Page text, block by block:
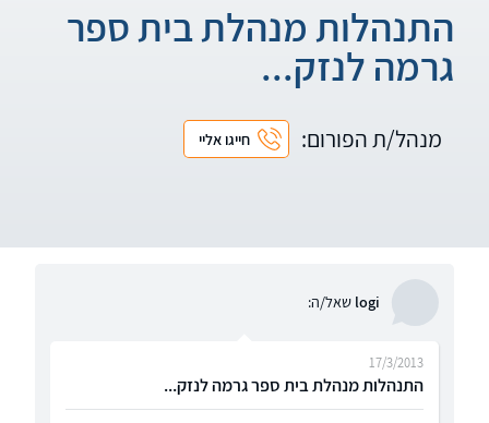
התנהלות מנהלת בית ספר
גרמה לנזק...
מנהל/ת הפורום: חייגו אליי
logi שאל/ה:
התנהלות מנהלת בית ספר גרמה לנזק...
17/3/2013